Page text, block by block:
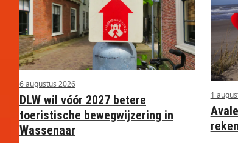
6 augustus 2026
DLW wil vóór 2027 betere
toeristische bewegwijzering in
Wassenaar
1